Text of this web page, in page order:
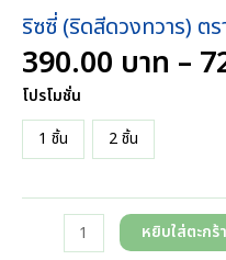
ริซซี่ (ริดสีดวงทวาร)
390.00 บาท –
โปรโมชั่น
1 ชิ้น
2 ชิ้น
หยิบใส่ตะกร้า